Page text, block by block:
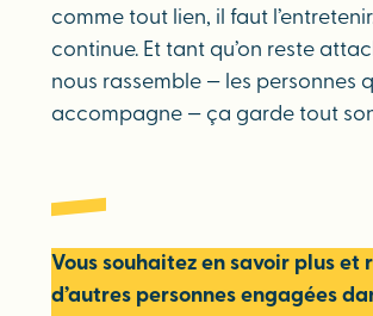
comme tout lien, il faut
continue. Et tant qu’on reste
nous rassemble — les personnes
accompagne — ça garde tout
Vous souhaitez en savoir plus et
d’autres personnes engagées